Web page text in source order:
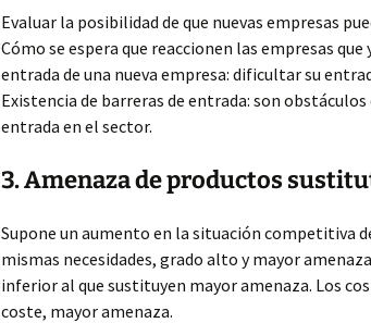
Evaluar la posibilidad de que nuevas empresas
Cómo se espera que reaccionen las empresas
entrada de una nueva empresa: dificultar su
Existencia de barreras de entrada: son
entrada en el sector.
3. Amenaza de productos
Supone un aumento en la situación competitiva
mismas necesidades, grado alto y mayor
inferior al que sustituyen mayor amenaza. Los
coste, mayor amenaza.